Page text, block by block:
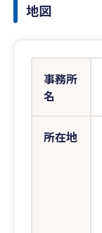
地図
事務所
名
所在地